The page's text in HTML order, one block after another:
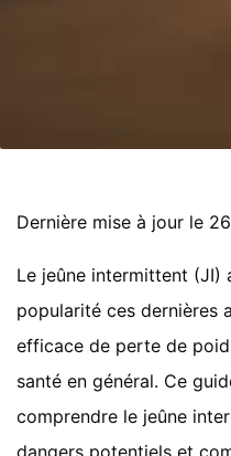
Dernière mise à jour le
Le jeûne intermittent (JI)
popularité ces dernières
efficace de perte de
santé en général. Ce
comprendre le jeûne
dangers potentiels et